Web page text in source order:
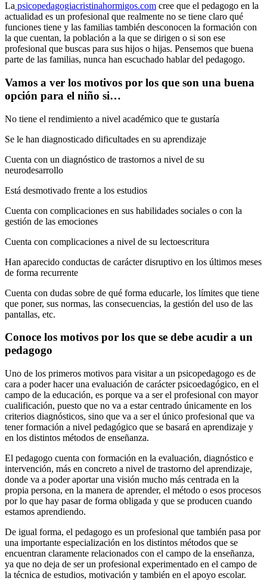
La psicopedagogiacristinahormigos.com cree que el pedagogo en la
actualidad es un profesional que realmente no se tiene claro qué
funciones tiene y las familias también desconocen la formación con
la que cuentan, la población a la que se dirigen o si son ese
profesional que buscas para sus hijos o hijas. Pensemos que buena
parte de las familias, nunca han escuchado hablar del pedagogo.
Vamos a ver los motivos por los que son una buena
opción para el niño si…
No tiene el rendimiento a nivel académico que te gustaría
Se le han diagnosticado dificultades en su aprendizaje
Cuenta con un diagnóstico de trastornos a nivel de su
neurodesarrollo
Está desmotivado frente a los estudios
Cuenta con complicaciones en sus habilidades sociales o con la
gestión de las emociones
Cuenta con complicaciones a nivel de su lectoescritura
Han aparecido conductas de carácter disruptivo en los últimos meses
de forma recurrente
Cuenta con dudas sobre de qué forma educarle, los límites que tiene
que poner, sus normas, las consecuencias, la gestión del uso de las
pantallas, etc.
Conoce los motivos por los que se debe acudir a un
pedagogo
Uno de los primeros motivos para visitar a un psicopedagogo es de
cara a poder hacer una evaluación de carácter psicoedagógico, en el
campo de la educación, es porque va a ser el profesional con mayor
cualificación, puesto que no va a estar centrado únicamente en los
criterios diagnósticos, sino que va a ser el único profesional que va
tener formación a nivel pedagógico que se basará en aprendizaje y
en los distintos métodos de enseñanza.
El pedagogo cuenta con formación en la evaluación, diagnóstico e
intervención, más en concreto a nivel de trastorno del aprendizaje,
donde va a poder aportar una visión mucho más centrada en la
propia persona, en la manera de aprender, el método o esos procesos
por lo que hay pasar de forma obligada y que se producen cuando
estamos aprendiendo.
De igual forma, el pedagogo es un profesional que también pasa por
una importante especialización en los distintos métodos que se
encuentran claramente relacionados con el campo de la enseñanza,
ya que no deja de ser un profesional experimentado en el campo de
la técnica de estudios, motivación y también en el apoyo escolar.